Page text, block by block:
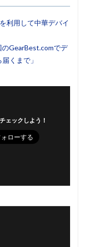
利用して中華デバイ
のGearBest.comでデ
くまで」
ェックしよう！